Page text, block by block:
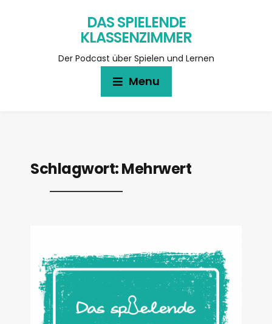
DAS SPIELENDE
KLASSENZIMMER
Der Podcast über Spielen und Lernen
Menu
Schlagwort:Mehrwert